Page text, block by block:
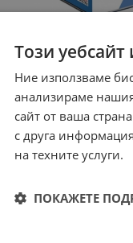
Този
Ние използваме
анализираме
сайт от ваша
с друга
на техните услуги.
ПОКАЖЕТЕ